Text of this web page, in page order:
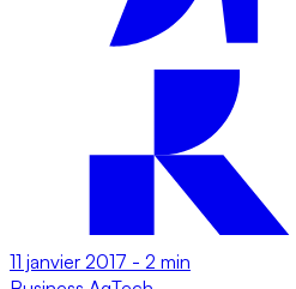
11 janvier 2017 - 2 min